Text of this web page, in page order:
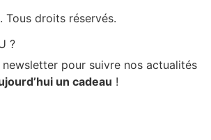
droits réservés.
?
pour suivre nos actualités
un cadeau !